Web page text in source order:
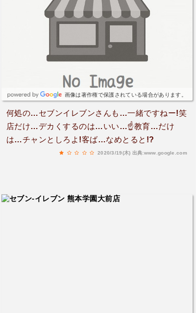
画像は著作権で保護されている場合があります。
何処の…セブンイレブンさんも…一緒ですねー!笑
店だけ…デカくするのは…いい…☝️教育…だけ
は…チャンとしろよ!客ば…なめとると!?
2020/3/19(木) 出典:www.google.com